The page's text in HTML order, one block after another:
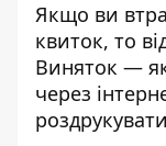
Якщо ви
квиток, то
Виняток —
через